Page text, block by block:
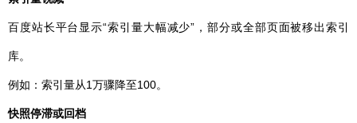
百度站长平台显示“索引量大幅减少”，部分或全部页面被移出索引
库。
例如：索引量从1万骤降至100。
快照停滞或回档